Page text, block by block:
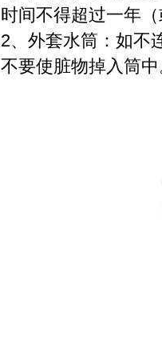
时间不得超过一年
2、外套水筒：如不
不要使脏物掉入筒